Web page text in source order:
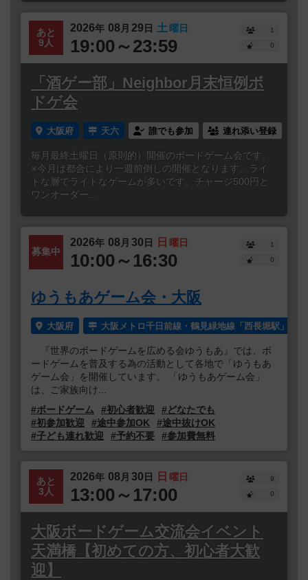
あと
9人
2026年 08 月 29日 土曜日
19:00～23:59
1
0
「酒ゲー部」Neighbor月末恒例ボ
ドゲ会
大阪府 天六 誰でも参加 連れ添い登録
毎月最終土曜日（原則的）開催のボードゲーム会です。
※今月は都合により一週前倒しの開催となります。ライ
トな層でライトなゲームが多いです。チャージ500円と
ワンオーダー...
募集中
2026年 08 月 30日 日 曜日
10:00～16:30
1
0
ゆうもあゲーム会・大阪
大阪府 大阪メトロ千日前線・鶴見緑地線「西長堀駅」よ
『世界のボードゲームを広める会ゆうもあ』では、ボ
ードゲームを普及する為の活動として各地で「ゆうもあ
ゲーム会」を開催しています。 「ゆうもあゲーム会」
は、ご家族向け...
#ボードゲーム
#初心者歓迎
#どなたでも
#初参加歓迎
#途中参加OK
#途中抜けOK
#子ども連れ歓迎
#予約不要 #参加費無料
あと
3人
2026年 08 月 30日 日 曜日
13:00～17:00
9
0
大阪ボードゲーム交流会イベント
天満橋【初めての方、初心者大歓
迎】